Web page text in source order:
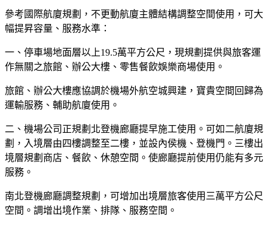
參考國際航廈規劃，不更動航廈主體結構調整空間使用，可大
幅提昇容量、服務水準：
一、停車場地面層以上19.5萬平方公尺，現規劃提供與旅客運
作無關之旅館、辦公大樓、零售餐飲娛樂商場使用。
旅館、辦公大樓應協調於機場外航空城興建，寶貴空間回歸為
運輸服務、輔助航廈使用。
二、機場公司正規劃北登機廊廳提早施工使用。可如二航廈規
劃，入境層由四樓調整至二樓，並設內侯機、登機門。三樓出
境層規劃商店、餐飲、休憩空間。使廊廳提前使用仍能有多元
服務。
南北登機廊廳調整規劃，可增加出境層旅客使用三萬平方公尺
空間。調增出境作業、排隊、服務空間。